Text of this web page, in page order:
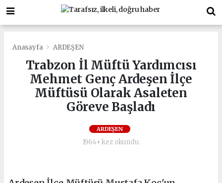
Anasayfa ARDEŞEN
Trabzon İl Müftü Yardımcısı
Mehmet Genç Ardeşen İlçe
Müftüsü Olarak Asaleten
Göreve Başladı
ARDEŞEN
1964+ kez okundu.